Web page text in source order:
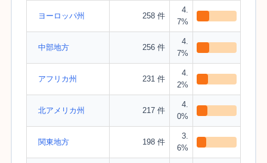
ヨーロッパ州 258 件
4.
7%
中部地方 256 件
4.
7%
アフリカ州 231 件
4.
2%
北アメリカ州 217 件
4.
0%
関東地方 198 件
3.
6%